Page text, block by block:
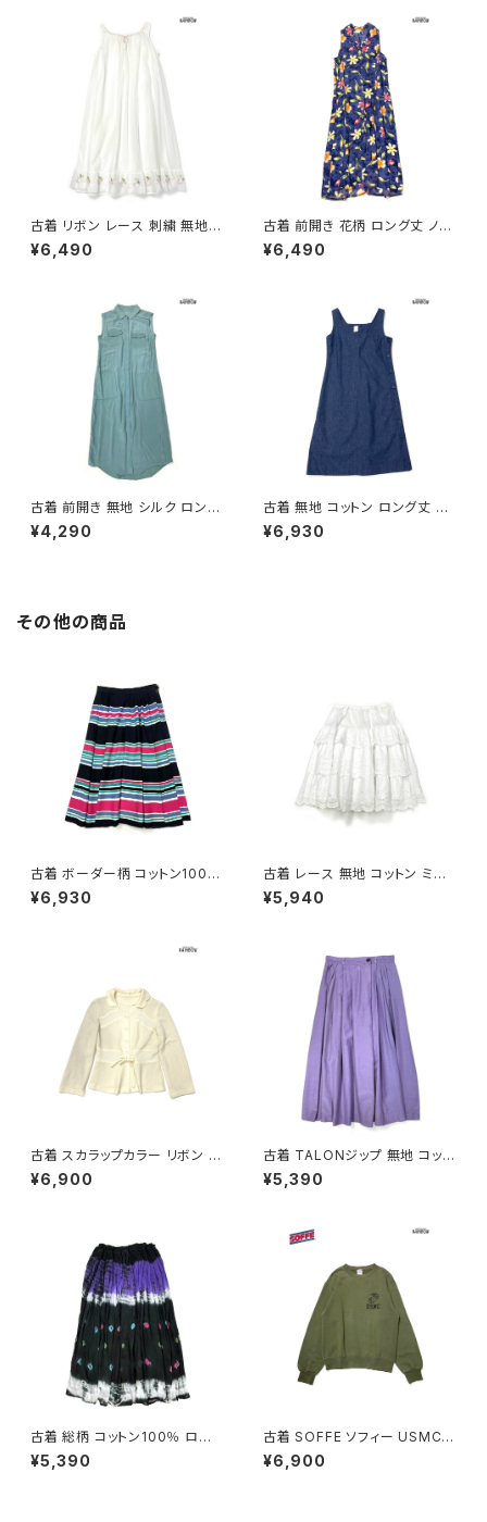
古着 リボン レース 刺繍 無地
シフォン ロング丈 ノースリーブ
ワンピース 白 生成り (otu260
¥6,490
古着 前開き 花柄 ロング丈 ノー
スリーブ ワンピース 紺 (otu26
05058)
¥6,490
古着 前開き 無地 シルク ロング
丈 ノースリーブ ワンピース くす
み 緑 (otu2606061)
¥4,290
古着 無地 コットン ロング丈 ノ
ースリーブ ワンピース 紺 (otu
2606007)
¥6,930
その他の商品
古着 ボーダー柄 コットン100％
膝丈 スカート 黒 ピンク (ba26
07008)
¥6,930
古着 レース 無地 コットン ミニ
丈 ティアード スカート 白 (ba2
607001)
¥5,940
古着 スカラップカラー リボン 無
地 長袖 ニット カーディガン ベ
ージュ 生成り (ttu2501064)
¥6,900
古着 TALONジップ 無地 コット
ン 膝丈 スカート 紫 (ba26070
02)
¥5,390
古着 総柄 コットン100％ ロン
グ丈 スカート 黒 紫 (ba26070
20)
¥5,390
古着 SOFFE ソフィー USMC
アメリカ製 ロゴ 長袖 スウェット
トレーナー 緑 カーキ (ttu2508
¥6,900